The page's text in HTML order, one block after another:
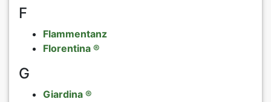
F
Flammentanz
Florentina ®
G
Giardina ®